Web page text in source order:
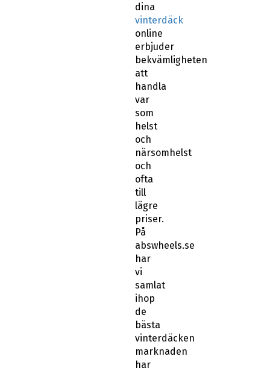
dina
vinterdäck
online
erbjuder
bekvämligheten
att
handla
var
som
helst
och
närsomhelst
och
ofta
till
lägre
priser.
På
abswheels.se
har
vi
samlat
ihop
de
bästa
vinterdäcken
marknaden
har